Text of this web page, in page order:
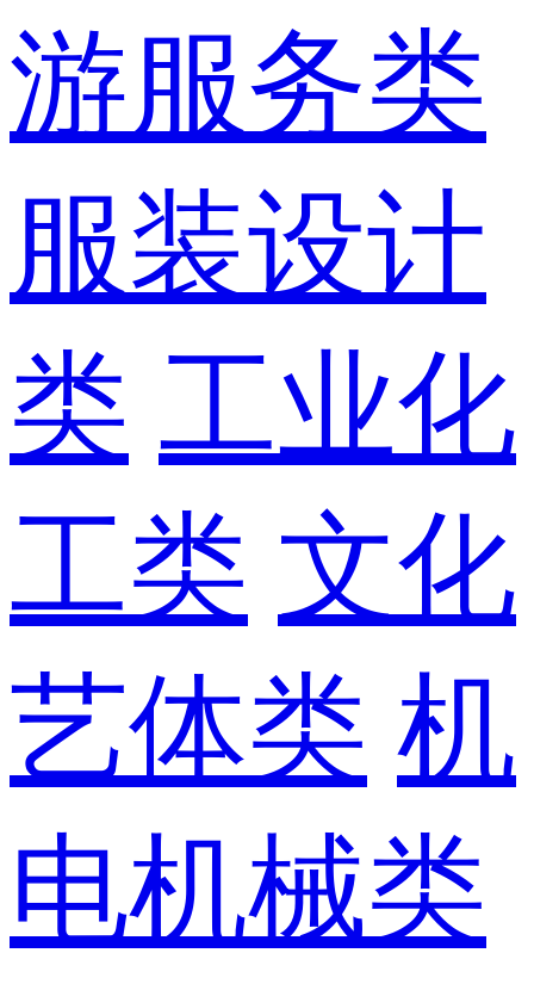
游服务类
服装设计
类 工业化
工类 文化
艺体类 机
电机械类